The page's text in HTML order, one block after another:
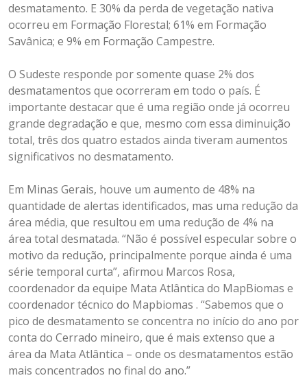
desmatamento. E 30% da perda de vegetação nativa
ocorreu em Formação Florestal; 61% em Formação
Savânica; e 9% em Formação Campestre.
O Sudeste responde por somente quase 2% dos
desmatamentos que ocorreram em todo o país. É
importante destacar que é uma região onde já ocorreu
grande degradação e que, mesmo com essa diminuição
total, três dos quatro estados ainda tiveram aumentos
significativos no desmatamento.
Em Minas Gerais, houve um aumento de 48% na
quantidade de alertas identificados, mas uma redução da
área média, que resultou em uma redução de 4% na
área total desmatada. “Não é possível especular sobre o
motivo da redução, principalmente porque ainda é uma
série temporal curta”, afirmou Marcos Rosa,
coordenador da equipe Mata Atlântica do MapBiomas e
coordenador técnico do Mapbiomas . “Sabemos que o
pico de desmatamento se concentra no início do ano por
conta do Cerrado mineiro, que é mais extenso que a
área da Mata Atlântica – onde os desmatamentos estão
mais concentrados no final do ano.”